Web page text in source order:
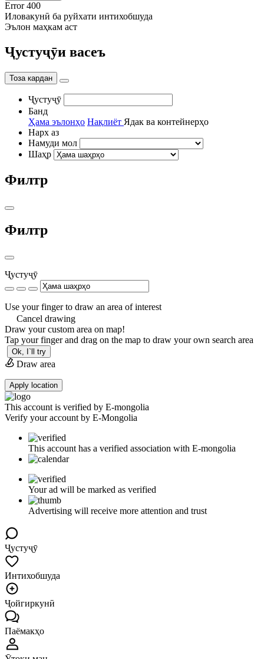
Error 400
Иловакунӣ ба руйхати интихобшуда
Эълон маҳкам аст
Ҷустуҷӯи васеъ
Тоза кардан
Ҷустуҷӯ
Банд
Ҳама эълонҳо Нақлиёт Ядак ва контейнерҳо
Нарх аз
Намуди мол
Шаҳр
Филтр
Филтр
Ҷустуҷӯ
Use your finger to draw an area of interest
Cancel drawing
Draw your custom area on map!
Tap your finger and drag on the map to draw your own search area
Ok, I`ll try
Draw area
Apply location
This account is verified by E-mongolia
Verify your account by E-Mongolia
This account has a verified association with E-mongolia
Your ad will be marked as verified
Advertising will receive more attention and trust
Ҷустуҷӯ
Интихобшуда
Ҷойгиркунӣ
Паёмакҳо